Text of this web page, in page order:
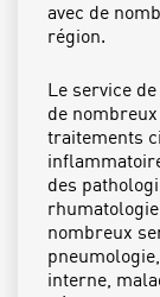
avec de
région.
Le service
de
traitements
des
nombreux
interne,